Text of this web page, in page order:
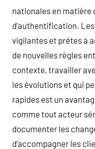
nationales en matière
d’authentification.
vigilantes et prêtes à
de nouvelles règles
contexte, travailler
les évolutions et qui
rapides est un
comme tout acteur
documenter les
d’accompagner les